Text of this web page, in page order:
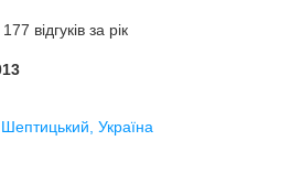
відгуків за рік
Україна